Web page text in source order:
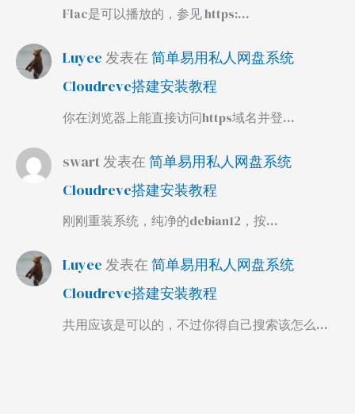
Flac是可以播放的，参见 https:…
Luyee 发表在简单易用私人网盘系统
Cloudreve搭建安装教程
你在浏览器上能直接访问https域名并登…
swart发表在 简单易用私人网盘系统
Cloudreve搭建安装教程
刚刚重装系统，纯净的debian12，按…
Luyee 发表在简单易用私人网盘系统
Cloudreve搭建安装教程
共用应该是可以的，不过你得自己搜索该怎么…